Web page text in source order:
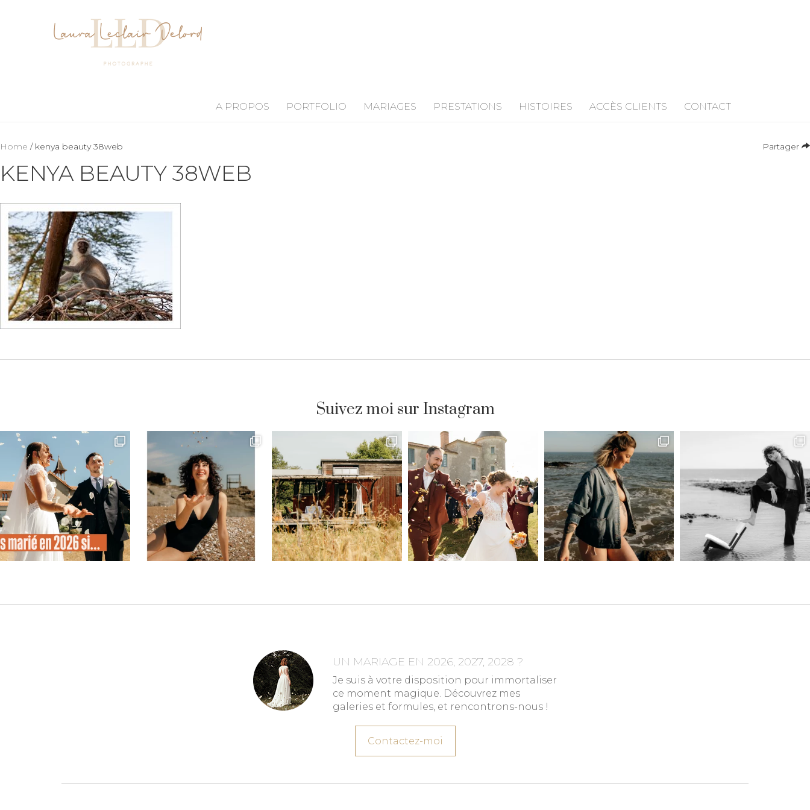
A PROPOS PORTFOLIO MARIAGES PRESTATIONS HISTOIRES ACCÈS CLIENTS CONTACT
Partager
Home / kenya beauty 38web
KENYA BEAUTY 38WEB
Suivez moi sur Instagram
UN MARIAGE EN 2026, 2027, 2028 ?
Je suis à votre disposition pour immortaliser
ce moment magique. Découvrez mes
galeries et formules, et rencontrons-nous !
Contactez-moi